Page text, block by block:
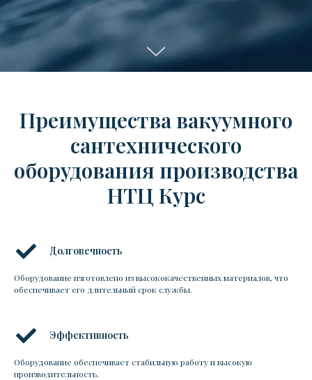
Преимущества вакуумного
сантехнического
оборудования производства
НТЦ Курс
Долговечность
Оборудование изготовлено из высококачественных материалов, что
обеспечивает его длительный срок службы.
Эффективность
Оборудование обеспечивает стабильную работу и высокую
производительность.